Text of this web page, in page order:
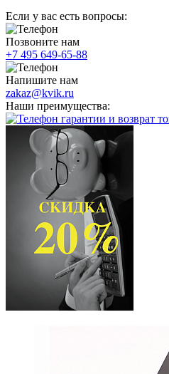
Если у вас есть вопросы:
Позвоните нам
+7 495 649-65-88
Напишите нам
zakaz@kvik.ru
Наши преимущества:
гарантии и возврат